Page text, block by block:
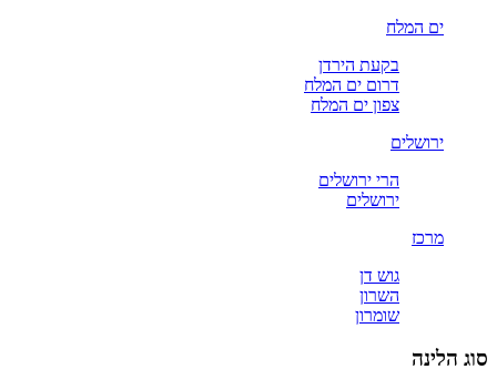
ים המלח
בקעת הירדן
דרום ים המלח
צפון ים המלח
ירושלים
הרי ירושלים
ירושלים
מרכז
גוש דן
השרון
שומרון
סוג הלינה